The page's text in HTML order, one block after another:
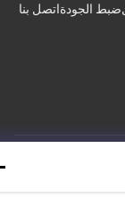
اتصل بنا